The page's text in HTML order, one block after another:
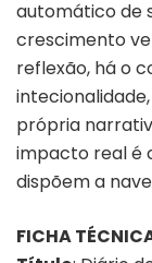
automático de
crescimento
reflexão, há o
própria
impacto real é
dispõem a
FICHA